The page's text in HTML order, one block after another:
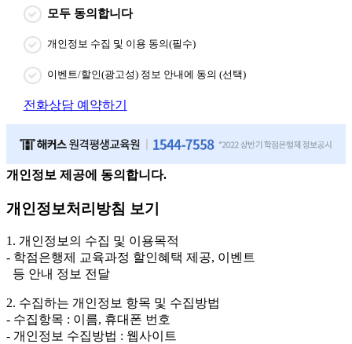
모두 동의합니다
개인정보 수집 및 이용 동의(필수)
이벤트/할인(광고성) 정보 안내에 동의 (선택)
전화상담 예약하기
개인정보 제공에 동의합니다.
개인정보처리방침 보기
1. 개인정보의 수집 및 이용목적
- 학점은행제 교육과정 할인혜택 제공, 이벤트
등 안내 정보 전달
2. 수집하는 개인정보 항목 및 수집방법
- 수집항목 : 이름, 휴대폰 번호
- 개인정보 수집방법 : 웹사이트